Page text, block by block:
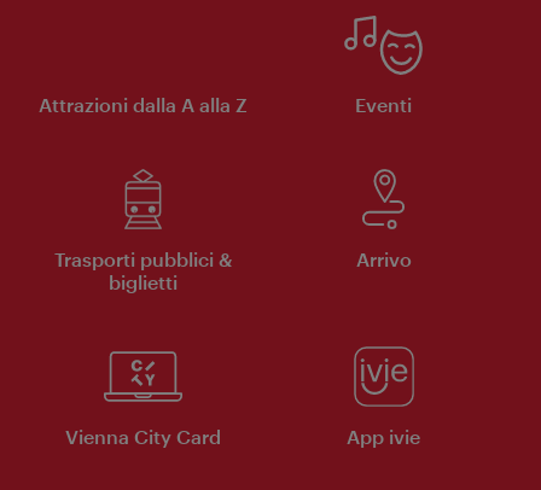
Attrazioni dalla A alla Z Eventi
Trasporti pubblici &
biglietti
Arrivo
Vienna City Card App ivie